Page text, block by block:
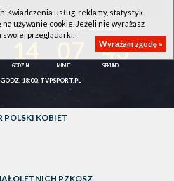
- LOTTO AZS UMCS LUBLIN
43
18:00, TVPSPORT.PL
POLSKI KOBIET
PZKOSZ
świadczenia usług, reklamy, statystyk.
używanie cookie. Jeżeli nie wyrażasz
przeglądarki.
Wyrażam zgodę »